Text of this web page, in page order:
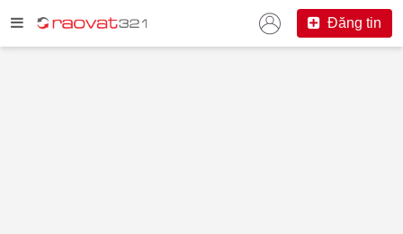
Đăng tin